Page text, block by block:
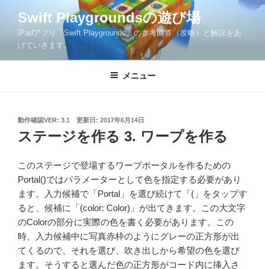
ツ
Swift Playgroundsの遊び場
iPadアプリ「Swift Playgrounds」の参考回答（攻略）と解説をあ
げていきます。
メニュー
動作確認VER: 3.1 更新日: 投
稿
日:
2017年6月14日
ステージを作る 3. ワープを作る
このステージで登場するワープポータルを作るための
Portal()ではパラメーターとして色を指定する必要があり
ます。入力候補で「Portal」を選び続けて「(」をタップす
ると、候補に「(color: Color)」が出てきます。この大文字
のColorの部分に実際の色を書く必要があります。この
時、入力候補中に写真赤枠のようにグレーの正方形が出
てくるので、それを選び、吹き出しから希望の色を選び
ます。そうすると選んだ色の正方形がコード内に挿入さ